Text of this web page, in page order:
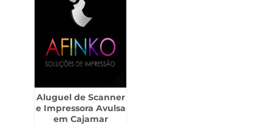
Aluguel de Scanner
e Impressora Avulsa
em Cajamar